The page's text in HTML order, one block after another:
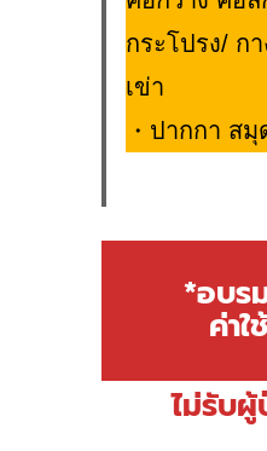
กระโปรง/ ก
เข่า
・ ปากกา สมุ
*อบร
ค่าใ
ไม่รับ